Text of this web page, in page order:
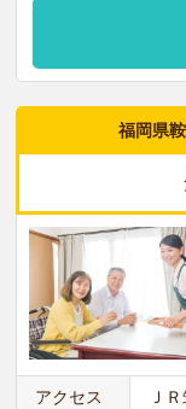
福岡県
アクセス Ｊ